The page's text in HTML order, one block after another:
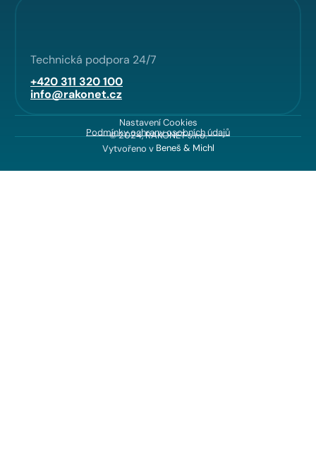
Technická podpora 24/7
+420 311 320 100
info@rakonet.cz
Nastavení Cookies
Podmínky ochrany osobních údajů
© 2024, RAKONET s.r.o.
Vytvořeno v Beneš & Michl